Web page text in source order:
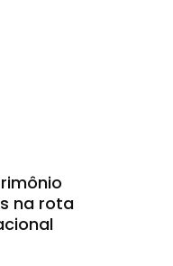
na rota